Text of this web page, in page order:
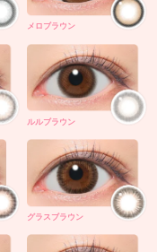
メロブラウン
ルルブラウン
グラスブラウン